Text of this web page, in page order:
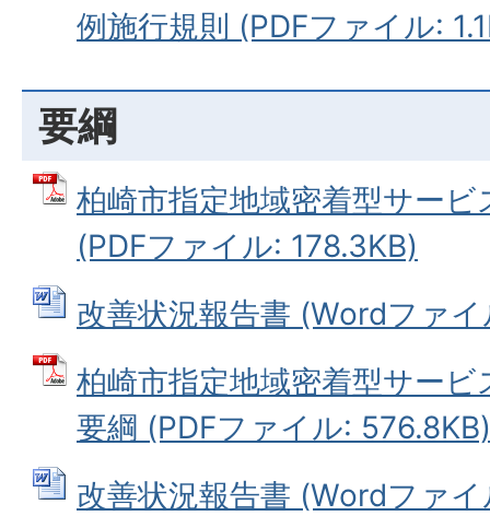
例施行規則 (PDFファイル:
要綱
柏崎市指定地域密着型サー
(PDFファイル: 178.3KB)
改善状況報告書 (Wordファ
柏崎市指定地域密着型サー
要綱 (PDFファイル: 576.8KB)
改善状況報告書 (Wordファ